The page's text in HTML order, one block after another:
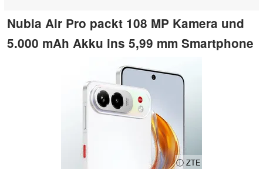
Nubia Air Pro packt 108 MP Kamera und
5.000 mAh Akku ins 5,99 mm Smartphone
ⓘ ZTE